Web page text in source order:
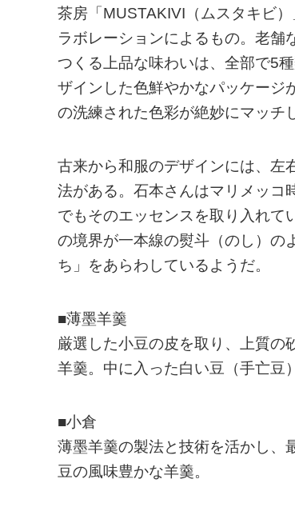
茶房「MUSTAKIVI（ムスタキビ
ラボレーションによるもの。老舗
つくる上品な味わいは、全部で5
ザインした色鮮やかなパッケージ
の洗練された色彩が絶妙にマッチ
古来から和服のデザインには、左
法がある。石本さんはマリメッコ
でもそのエッセンスを取り入れて
の境界が一本線の熨斗（のし）の
ち」をあらわしているようだ。
■薄墨羊羹
厳選した小豆の皮を取り、上質の
羊羹。中に入った白い豆（手亡豆
■小倉
薄墨羊羹の製法と技術を活かし、
豆の風味豊かな羊羹。